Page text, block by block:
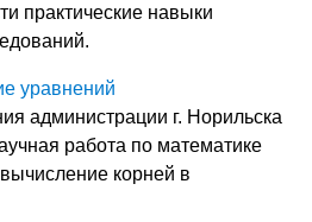
практические навыки
уравнений
администрации г. Норильска
работа по математике
корней в